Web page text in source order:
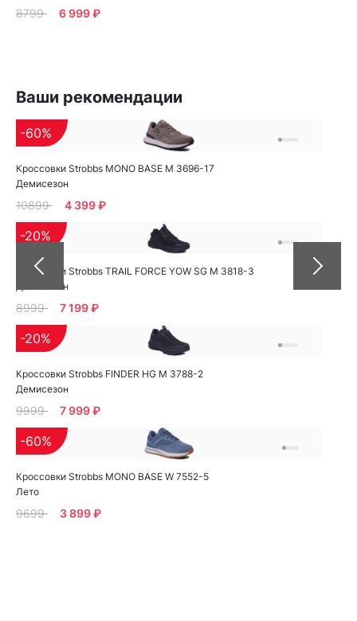
8799 6 999 ₽
Ваши рекомендации
Кроссовки Strobbs MONO BASE M 3696-17
Демисезон
-60%
10899 4 399 ₽
Кроссовки Strobbs TRAIL FORCE YOW SG M 3818-3
Демисезон
-20%
8999 7 199 ₽
Кроссовки Strobbs FINDER HG M 3788-2
Демисезон
-20%
9999 7 999 ₽
Кроссовки Strobbs MONO BASE W 7552-5
Лето
-60%
9699 3 899 ₽